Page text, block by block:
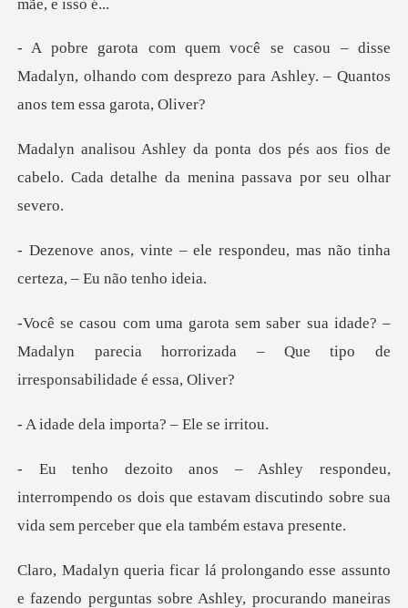
isse
Madalyn, olhando com desprezo para Ash
és aos fios de
cabelo. Cada detalhe da
respondeu, mas não tinha
ce
idade? –
Madalyn parecia horrorizada – Que
importa? – El
rompendo os dois que estavam discutindo sobre sua
untas sobre Ashley, procurando maneiras